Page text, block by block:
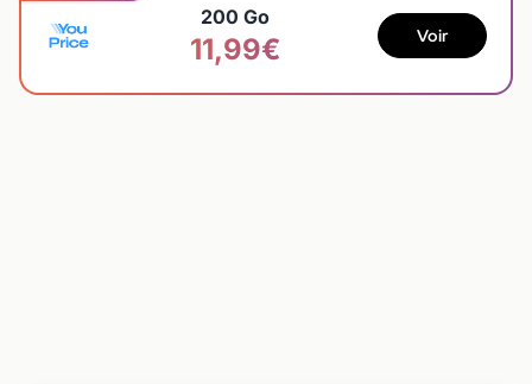
200 Go
11,99€ Voir